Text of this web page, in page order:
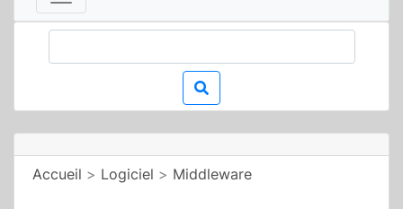
Accueil > Logiciel > Middleware